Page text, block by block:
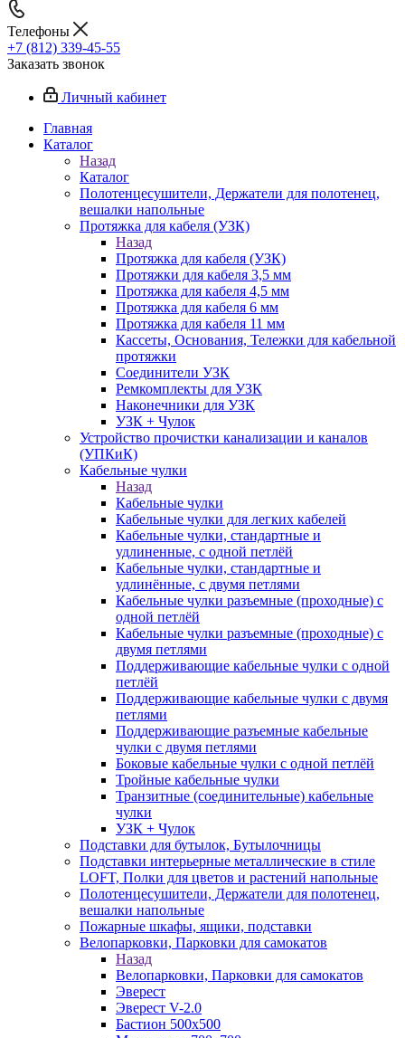
Телефоны
+7 (812) 339-45-55
Заказать звонок
Личный кабинет
Главная
Каталог
Назад
Каталог
Полотенцесушители, Держатели для полотенец,
вешалки напольные
Протяжка для кабеля (УЗК)
Назад
Протяжка для кабеля (УЗК)
Протяжки для кабеля 3,5 мм
Протяжка для кабеля 4,5 мм
Протяжка для кабеля 6 мм
Протяжка для кабеля 11 мм
Кассеты, Основания, Тележки для кабельной
протяжки
Соединители УЗК
Ремкомплекты для УЗК
Наконечники для УЗК
УЗК + Чулок
Устройство прочистки канализации и каналов
(УПКиК)
Кабельные чулки
Назад
Кабельные чулки
Кабельные чулки для легких кабелей
Кабельные чулки, стандартные и
удлиненные, с одной петлёй
Кабельные чулки, стандартные и
удлинённые, с двумя петлями
Кабельные чулки разъемные (проходные) с
одной петлёй
Кабельные чулки разъемные (проходные) с
двумя петлями
Поддерживающие кабельные чулки с одной
петлёй
Поддерживающие кабельные чулки с двумя
петлями
Поддерживающие разъемные кабельные
чулки с двумя петлями
Боковые кабельные чулки с одной петлёй
Тройные кабельные чулки
Транзитные (соединительные) кабельные
чулки
УЗК + Чулок
Подставки для бутылок, Бутылочницы
Подставки интерьерные металлические в стиле
LOFT, Полки для цветов и растений напольные
Полотенцесушители, Держатели для полотенец,
вешалки напольные
Пожарные шкафы, ящики, подставки
Велопарковки, Парковки для самокатов
Назад
Велопарковки, Парковки для самокатов
Эверест
Эверест V-2.0
Бастион 500х500